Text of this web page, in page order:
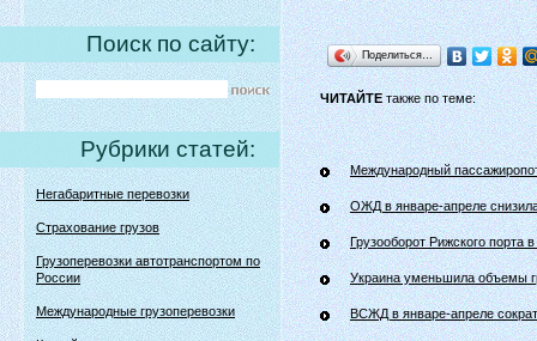
Поиск по сайту:
Рубрики статей:
Негабаритные перевозки
Страхование грузов
Грузоперевозки автотранспортом по
России
Международные грузоперевозки
Поделиться…
ЧИТАЙТЕтакже по теме:
Международный
ОЖД в январе-апреле
Грузооборот Рижского порта
Украина уменьшила объемы
ВСЖД в январе-апреле